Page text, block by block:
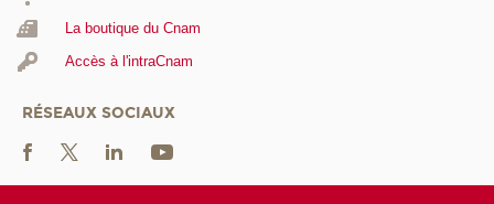
La boutique du Cnam
Accès à l'intraCnam
RÉSEAUX SOCIAUX